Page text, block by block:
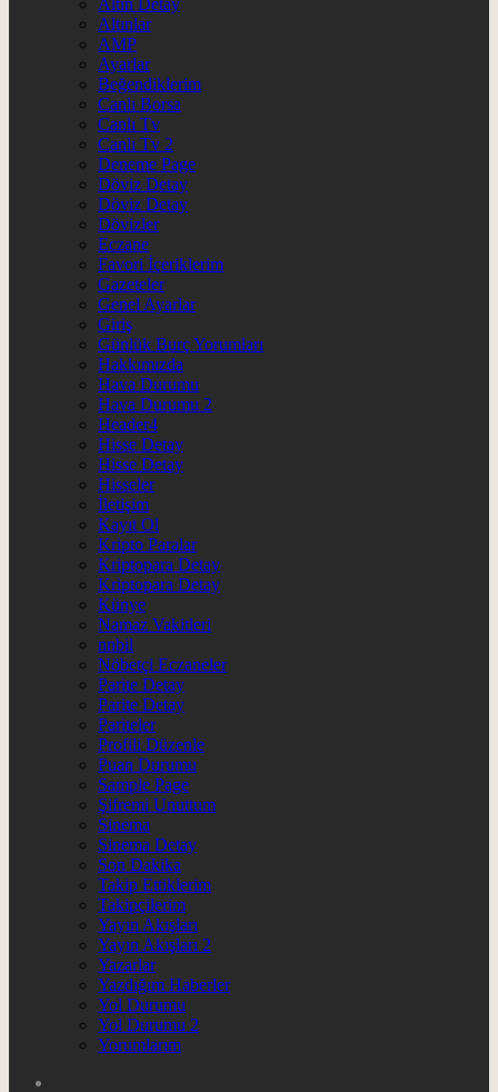
Altın Detay
Altınlar
AMP
Ayarlar
Beğendiklerim
Canlı Borsa
Canlı Tv
Canlı Tv 2
Deneme Page
Döviz Detay
Döviz Detay
Dövizler
Eczane
Favori İçeriklerim
Gazeteler
Genel Ayarlar
Giriş
Günlük Burç Yorumları
Hakkımızda
Hava Durumu
Hava Durumu 2
Header4
Hisse Detay
Hisse Detay
Hisseler
İletişim
Kayıt Ol
Kripto Paralar
Kriptopara Detay
Kriptopara Detay
Künye
Namaz Vakitleri
nnbil
Nöbetçi Eczaneler
Parite Detay
Parite Detay
Pariteler
Profili Düzenle
Puan Durumu
Sample Page
Şifremi Unuttum
Sinema
Sinema Detay
Son Dakika
Takip Ettiklerim
Takipçilerim
Yayın Akışları
Yayın Akışları 2
Yazarlar
Yazdığım Haberler
Yol Durumu
Yol Durumu 2
Yorumlarım